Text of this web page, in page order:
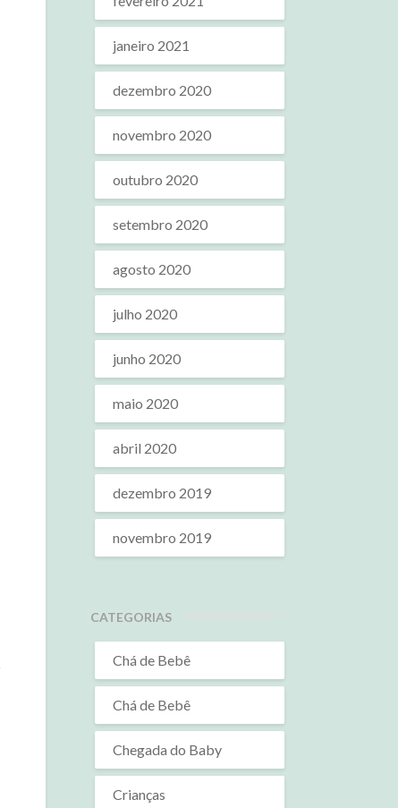
janeiro 2021
dezembro 2020
novembro 2020
outubro 2020
setembro 2020
agosto 2020
julho 2020
junho 2020
maio 2020
abril 2020
dezembro 2019
novembro 2019
CATEGORIAS
Chá de Bebê
Chá de Bebê
Chegada do Baby
Crianças